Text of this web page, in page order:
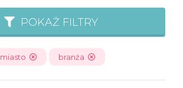
POKAŻ FILTRY
miasto branża